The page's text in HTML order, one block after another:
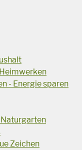
- Energie sparen
Zeichen